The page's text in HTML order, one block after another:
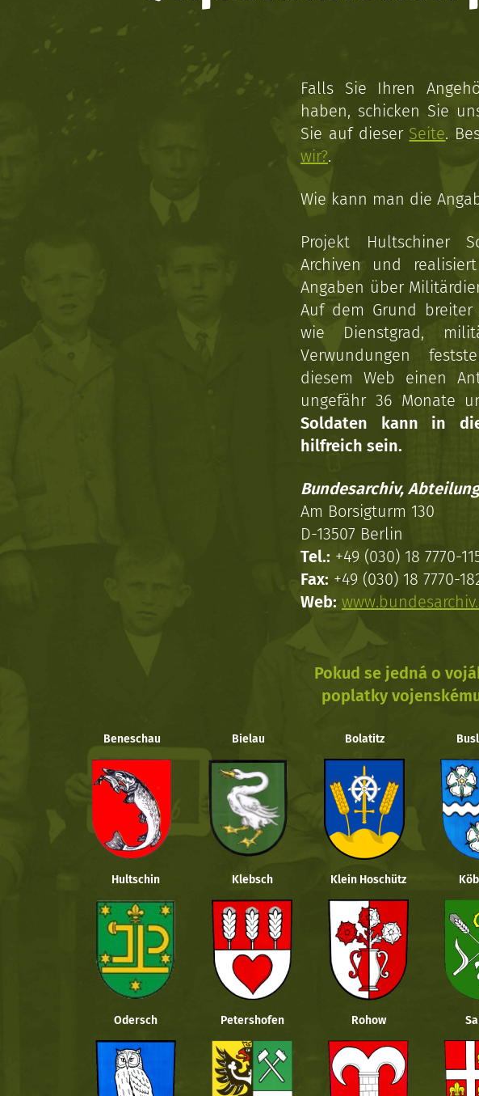
Falls Sie Ihren
haben, schicken Sie
Sie auf dieser Seite.
wir?.
Wie kann man die
Projekt Hultschiner
Archiven und
Angaben über
Auf dem Grund breiter
wie Dienstgrad,
Verwundungen
diesem Web einen
ungefähr 36 Monate
Soldaten kann in
hilfreich sein.
Bundesarchiv,
Am Borsigturm 130
D-13507 Berlin
Tel.: +49 (030) 18 7770-
Fax: +49 (030) 18 7770-
Web:
Pokud se jedná o
poplatky
Beneschau Bielau Bolatitz
Hultschin Klebsch Klein Hoschütz
Odersch Petershofen Rohow